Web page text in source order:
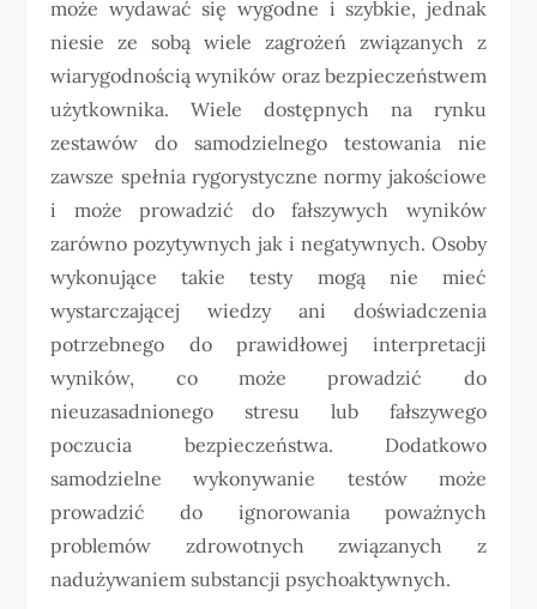
może wydawać się wygodne i szybkie, jednak
niesie ze sobą wiele zagrożeń związanych z
wiarygodnością wyników oraz bezpieczeństwem
użytkownika. Wiele dostępnych na rynku
zestawów do samodzielnego testowania nie
zawsze spełnia rygorystyczne normy jakościowe
i może prowadzić do fałszywych wyników
zarówno pozytywnych jak i negatywnych. Osoby
wykonujące takie testy mogą nie mieć
wystarczającej wiedzy ani doświadczenia
potrzebnego do prawidłowej interpretacji
wyników, co może prowadzić do
nieuzasadnionego stresu lub fałszywego
poczucia bezpieczeństwa. Dodatkowo
samodzielne wykonywanie testów może
prowadzić do ignorowania poważnych
problemów zdrowotnych związanych z
nadużywaniem substancji psychoaktywnych.